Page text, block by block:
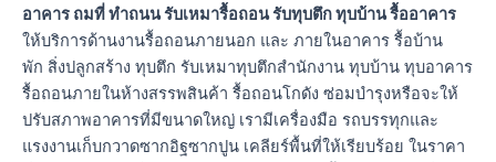
อาคาร ถมที่ ทำถนน รับเหมารื้อถอน รับทุบตึก ทุบบ้าน รื้ออาคาร
ให้บริการด้านงานรื้อถอนภายนอก และ ภายในอาคาร รื้อบ้าน
พัก สิ่งปลูกสร้าง ทุบตึก รับเหมาทุบตึกสำนักงาน ทุบบ้าน ทุบอาคาร
รื้อถอนภายในห้างสรรพสินค้า รื้อถอนโกดัง ซ่อมบำรุงหรือจะให้
ปรับสภาพอาคารที่มีขนาดใหญ่ เรามีเครื่องมือ รถบรรทุกและ
แรงงานเก็บกวาดซากอิฐซากปูน เคลียร์พื้นที่ให้เรียบร้อย ในราคา